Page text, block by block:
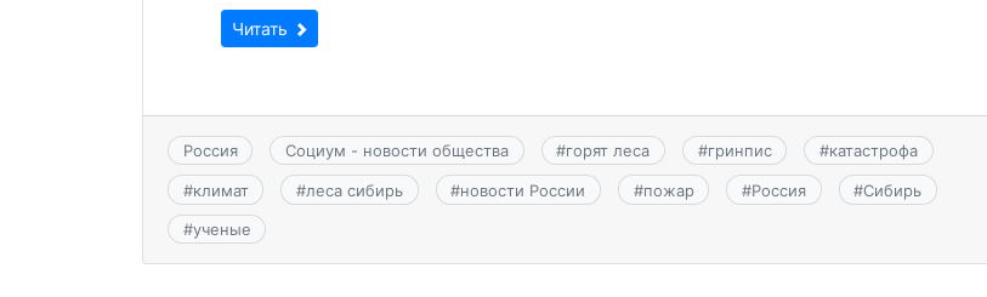
Читать
Россия Социум - новости общества #горят леса #гринпис #катастрофа
#климат #леса сибирь #новости России #пожар #Россия #Сибирь
#ученые